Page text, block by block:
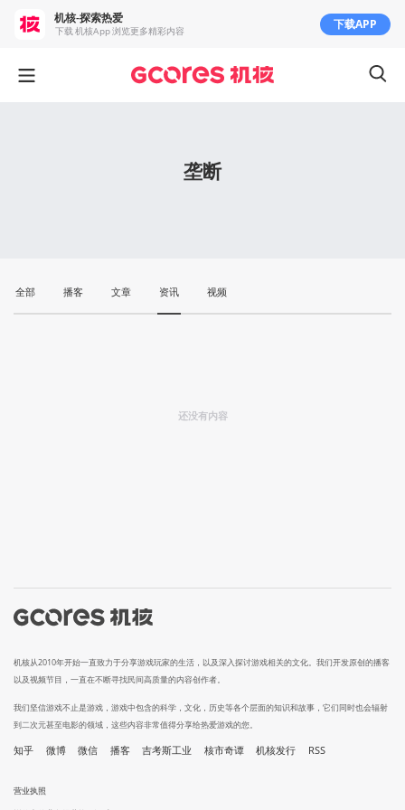
垄断
全部 播客 文章 资讯 视频
还没有内容
机核从2010年开始一直致力于分享游戏玩家的生活，以及深入探讨游戏相关的文化。我们开发原创的播客
以及视频节目，一直在不断寻找民间高质量的内容创作者。
我们坚信游戏不止是游戏，游戏中包含的科学，文化，历史等各个层面的知识和故事，它们同时也会辐射
到二次元甚至电影的领域，这些内容非常值得分享给热爱游戏的您。
知乎 微博 微信 播客 吉考斯工业 核市奇谭 机核发行 RSS
营业执照
机核-探索热爱
下载 机核App 浏览更多精彩内容 下载APP